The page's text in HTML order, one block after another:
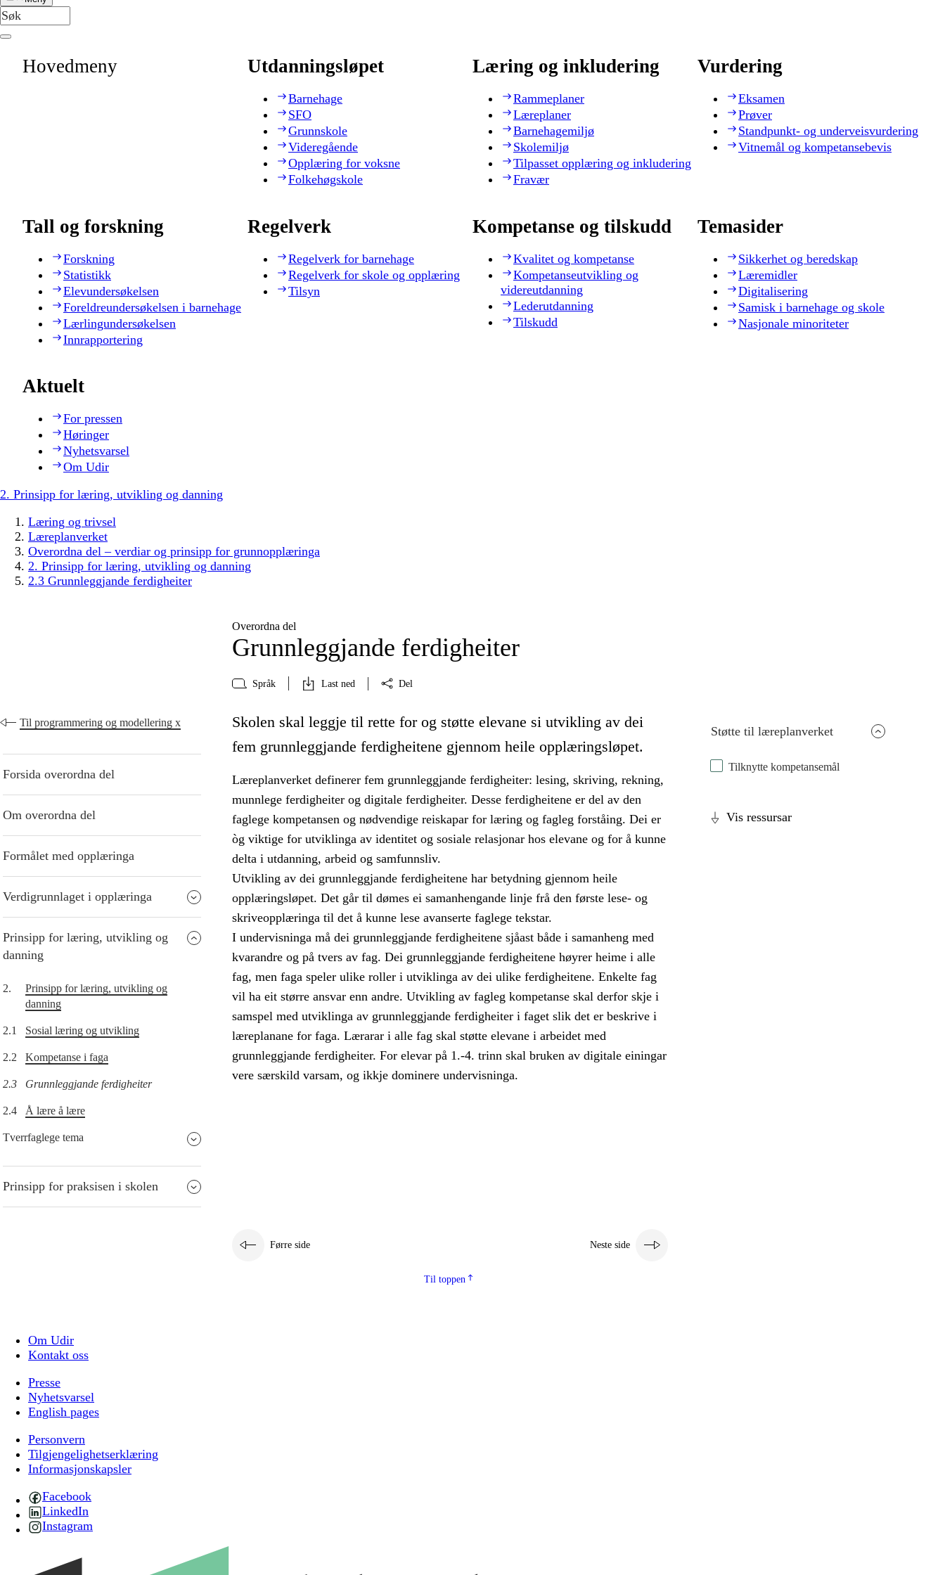
Hovedmeny Utdanningsløpet
Barnehage
SFO
Grunnskole
Videregående
Opplæring for voksne
Folkehøgskole
Læring og inkludering
Rammeplaner
Læreplaner
Barnehagemiljø
Skolemiljø
Tilpasset opplæring og inkludering
Fravær
Vurdering
Eksamen
Prøver
Standpunkt- og underveisvurdering
Vitnemål og kompetansebevis
Tall og forskning
Forskning
Statistikk
Elevundersøkelsen
Foreldreundersøkelsen i barnehage
Lærlingundersøkelsen
Innrapportering
Regelverk
Regelverk for barnehage
Regelverk for skole og opplæring
Tilsyn
Kompetanse og tilskudd
Kvalitet og kompetanse
Kompetanseutvikling og
videreutdanning
Lederutdanning
Tilskudd
Temasider
Sikkerhet og beredskap
Læremidler
Digitalisering
Samisk i barnehage og skole
Nasjonale minoriteter
Aktuelt
For pressen
Høringer
Nyhetsvarsel
Om Udir
2. Prinsipp for læring, utvikling og danning
Læring og trivsel
Læreplanverket
Overordna del – verdiar og prinsipp for grunnopplæringa
2. Prinsipp for læring, utvikling og danning
2.3 Grunnleggjande ferdigheiter
Overordna del
Grunnleggjande ferdigheiter
Språk Last ned Del
Til programmering og modellering x
Forsida overordna del
Om overordna del
Formålet med opplæringa
Verdigrunnlaget i opplæringa
Prinsipp for læring, utvikling og
danning
2.
Prinsipp for læring, utvikling og
danning
2.1 Sosial læring og utvikling
2.2 Kompetanse i faga
2.3 Grunnleggjande ferdigheiter
2.4 Å lære å lære
Tverrfaglege tema
Prinsipp for praksisen i skolen
Støtte til læreplanverket
Tilknytte kompetansemål
Vis ressursar
Skolen skal leggje til rette for og støtte elevane si utvikling av dei
fem grunnleggjande ferdigheitene gjennom heile opplæringsløpet.
Læreplanverket definerer fem grunnleggjande ferdigheiter: lesing, skriving, rekning,
munnlege ferdigheiter og digitale ferdigheiter. Desse ferdigheitene er del av den
faglege kompetansen og nødvendige reiskapar for læring og fagleg forståing. Dei er
òg viktige for utviklinga av identitet og sosiale relasjonar hos elevane og for å kunne
delta i utdanning, arbeid og samfunnsliv.
Utvikling av dei grunnleggjande ferdigheitene har betydning gjennom heile
opplæringsløpet. Det går til dømes ei samanhengande linje frå den første lese- og
skriveopplæringa til det å kunne lese avanserte faglege tekstar.
I undervisninga må dei grunnleggjande ferdigheitene sjåast både i samanheng med
kvarandre og på tvers av fag. Dei grunnleggjande ferdigheitene høyrer heime i alle
fag, men faga speler ulike roller i utviklinga av dei ulike ferdigheitene. Enkelte fag
vil ha eit større ansvar enn andre. Utvikling av fagleg kompetanse skal derfor skje i
samspel med utviklinga av grunnleggjande ferdigheiter i faget slik det er beskrive i
læreplanane for faga. Lærarar i alle fag skal støtte elevane i arbeidet med
grunnleggjande ferdigheiter. For elevar på 1.-4. trinn skal bruken av digitale einingar
vere særskild varsam, og ikkje dominere undervisninga.
Førre side Neste side
Til toppen
Om Udir
Kontakt oss
Presse
Nyhetsvarsel
English pages
Personvern
Tilgjengelighetserklæring
Informasjonskapsler
Facebook
LinkedIn
Instagram